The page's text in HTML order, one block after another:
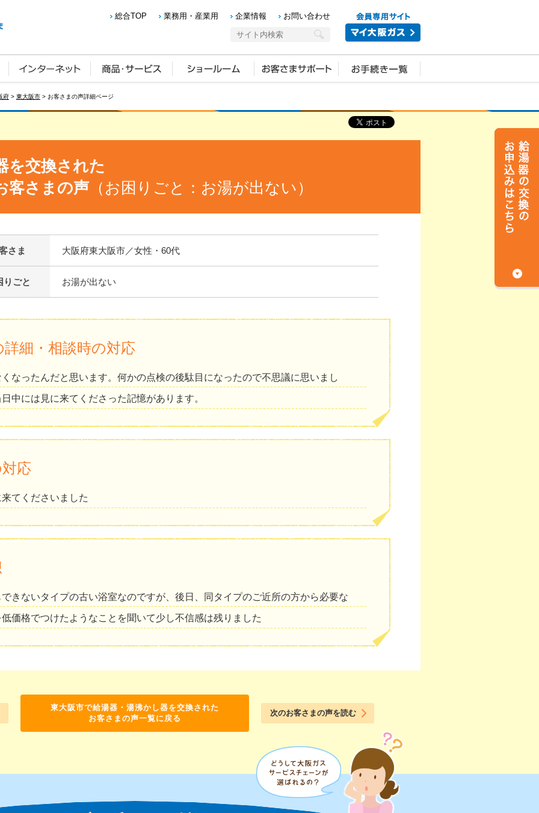
総合TOP 業務用・産業用 企業情報 お問い合わせ
府 > 東大阪市 > お客さまの声詳細ページ
を交換された
客さまの声 （お困りごと：お湯が出ない）
さま 大阪府東大阪市／女性・60代
りごと お湯が出ない
細・相談時の対応
なったんだと思います。何かの点検の後駄目になったので不思議に思いまし
中には見に来てくださった記憶があります。
応
てくださいました
きないタイプの古い浴室なのですが、後日、同タイプのご近所の方から必要な
価格でつけたようなことを聞いて少し不信感は残りました
東大阪市で給湯器・湯沸かし器を交換された
お客さまの声一覧に戻る
次のお客さまの声を読む